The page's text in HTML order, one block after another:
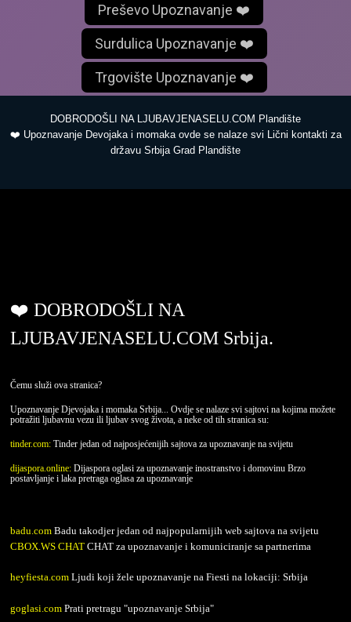
Preševo Upoznavanje ❤️
Surdulica Upoznavanje ❤️
Trgovište Upoznavanje ❤️
DOBRODOŠLI NA LJUBAVJENASELU.COM Plandište
❤️ Upoznavanje Devojaka i momaka ovde se nalaze svi Lični kontakti za
državu Srbija Grad Plandište
❤️ DOBRODOŠLI NA
LJUBAVJENASELU.COM Srbija.
Čemu služi ova stranica?
Upoznavanje Djevojaka i momaka Srbija... Ovdje se nalaze svi sajtovi na kojima možete
potražiti ljubavnu vezu ili ljubav svog života, a neke od tih stranica su:
tinder.com: Tinder jedan od najposjećenijih sajtova za upoznavanje na svijetu
dijaspora.online: Dijaspora oglasi za upoznavanje inostranstvo i domovinu Brzo
postavljanje i laka pretraga oglasa za upoznavanje
badu.com Badu takodjer jedan od najpopularnijih web sajtova na svijetu
CBOX.WS CHAT CHAT za upoznavanje i komuniciranje sa partnerima
heyfiesta.com Ljudi koji žele upoznavanje na Fiesti na lokaciji: Srbija
goglasi.com Prati pretragu "upoznavanje Srbija"